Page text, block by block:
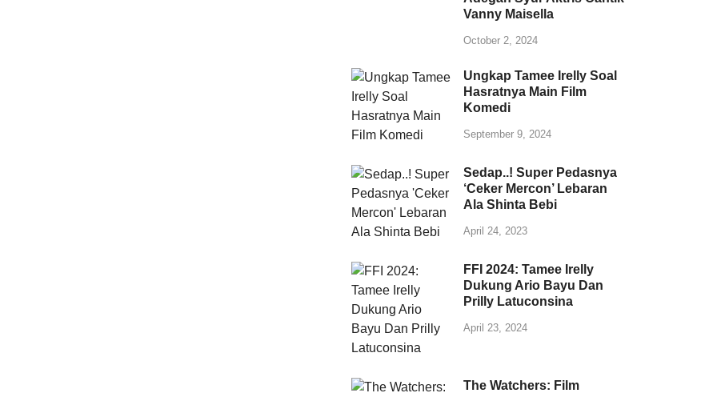
Vanny Maisella
October 2, 2024
Ungkap Tamee Irelly Soal
Hasratnya Main Film
Komedi
September 9, 2024
Sedap..! Super Pedasnya
‘Ceker Mercon’ Lebaran
Ala Shinta Bebi
April 24, 2023
FFI 2024: Tamee Irelly
Dukung Ario Bayu Dan
Prilly Latuconsina
April 23, 2024
The Watchers: Film